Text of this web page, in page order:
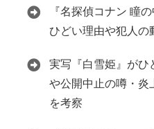
『名探偵コナン 瞳
ひどい理由や犯人の
実写『白雪姫』がひ
や公開中止の噂・炎
を考察